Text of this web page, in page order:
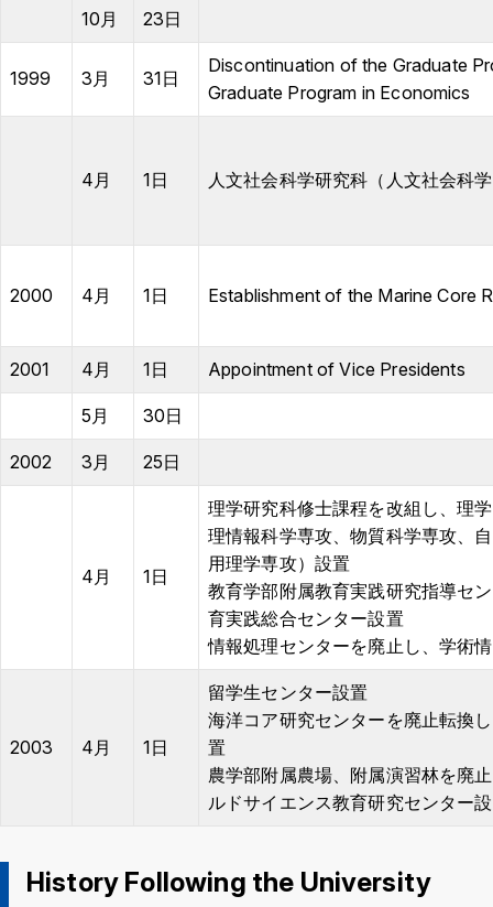
10月 23日
1999 3月 31日
Discontinuation of the Graduate
Graduate Program in Economics
4月 1日 人文社会科学研究科（人文社会科
2000 4月 1日 Establishment of the Marine Core
2001 4月 1日 Appointment of Vice Presidents
5月 30日
2002 3月 25日
4月 1日
理学研究科修士課程を改組し、理
理情報科学専攻、物質科学専攻、
用理学専攻）設置
教育学部附属教育実践研究指導セ
育実践総合センター設置
情報処理センターを廃止し、学術
2003 4月 1日
留学生センター設置
海洋コア研究センターを廃止転換
置
農学部附属農場、附属演習林を廃
ルドサイエンス教育研究センター
History Following the University